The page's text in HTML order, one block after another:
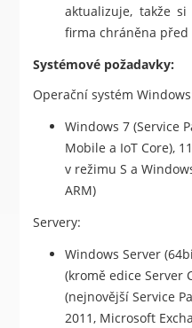
aktualizuje, takže
firma chráněna
Systémové požadavky:
Operační systém
Windows 7 (Service
Mobile a IoT Core),
v režimu S a
ARM)
Servery:
Windows Server
(kromě edice Server
(nejnovější Service
2011, Microsoft